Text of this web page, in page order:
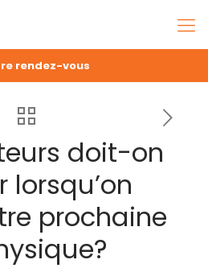
rendez-vous
doit-on
lorsqu’on
prochaine